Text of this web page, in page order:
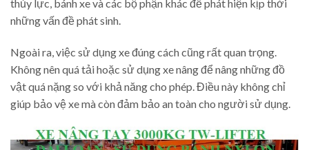
thủy lực, bánh xe và các bộ phận khác để phát hiện kịp thời
những vấn đề phát sinh.
Ngoài ra, việc sử dụng xe đúng cách cũng rất quan trọng.
Không nên quá tải hoặc sử dụng xe nâng để nâng những đồ
vật quá nặng so với khả năng cho phép. Điều này không chỉ
giúp bảo vệ xe mà còn đảm bảo an toàn cho người sử dụng.